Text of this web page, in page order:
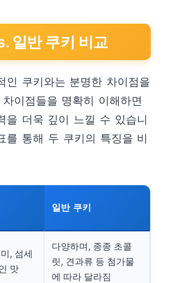
일반 쿠키 비교
인 쿠키와는 분명한 차이점을
이점들을 명확히 이해하면
을 더욱 깊이 느낄 수 있습니
를 통해 두 쿠키의 특징을 비
일반 쿠키
, 섬세
맛
다양하며, 종종 초콜
릿, 견과류 등 첨가물
에 따라 달라짐